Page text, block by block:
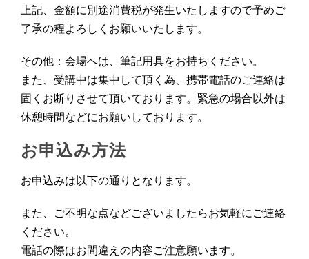
上記、金額に別途消費税が発生いたしますので予めご
了承の程よろしくお願いいたします。
その他：会場へは、筆記用具をお持ちください。
また、受講中は集中して頂く為、携帯電話のご連絡は
固くお断りさせて頂いております。緊急の場合以外は
休憩時間などにお願いしております。
お申込み方法
お申込みは以下の通りとなります。
また、ご不明な点などございましたらお気軽にご連絡
ください。
電話の際はお間違えの内容ご注意願います。